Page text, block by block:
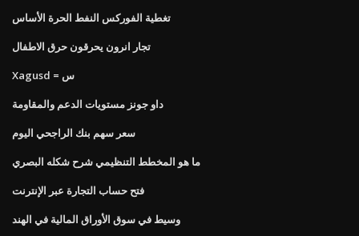
تغطية الفوركس النفط الحرة الأساس
تجار انرون يحرقون حرق الاطفال
Xagusd = س
داو جونز مستويات الدعم والمقاومة
سعر سهم بنك الراجحي اليوم
ما هو المخطط التنظيمي شرح شكله البصري
فتح حساب التجارة عبر الإنترنت
وسيط في سوق الأوراق المالية في الهند